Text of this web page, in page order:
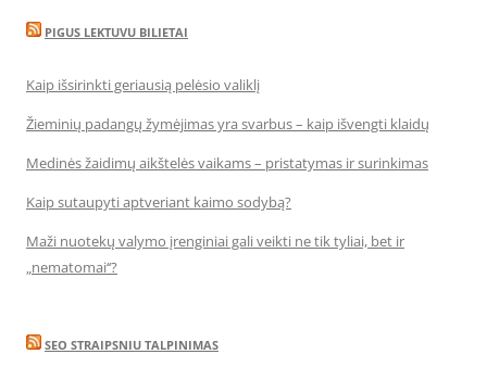
PIGUS LEKTUVU BILIETAI
Kaip išsirinkti geriausią pelėsio valiklį
Žieminių padangų žymėjimas yra svarbus – kaip išvengti klaidų
Medinės žaidimų aikštelės vaikams – pristatymas ir surinkimas
Kaip sutaupyti aptveriant kaimo sodybą?
Maži nuotekų valymo įrenginiai gali veikti ne tik tyliai, bet ir
„nematomai‘‘?
SEO STRAIPSNIU TALPINIMAS